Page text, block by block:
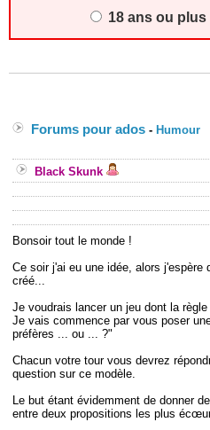
18 ans ou plus
Forums pour ados - Humour
Black Skunk
Bonsoir tout le monde !
Ce soir j'ai eu une idée, alors j'espère
créé...
Je voudrais lancer un jeu dont la
Je vais commence par vous poser
préfères ... ou ... ?"
Chacun votre tour vous devrez
question sur ce modèle.
Le but étant évidemment de donner
entre deux propositions les plus